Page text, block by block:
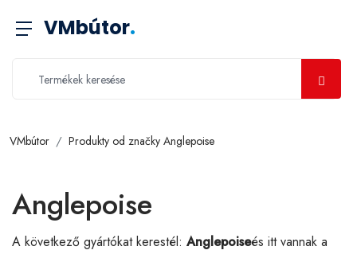
VMbútor.
VMbútor Produkty od značky Anglepoise
Anglepoise
A következő gyártókat kerestél: Anglepoiseés itt vannak a